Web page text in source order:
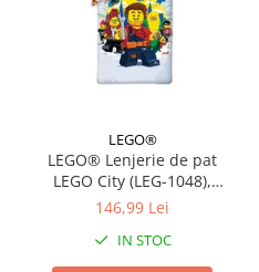
LEGO®
LEGO® Lenjerie de pat
LEGO City (LEG-1048),
140x200 cm
146,99 Lei
IN STOC